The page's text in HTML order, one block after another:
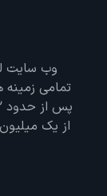
وب سایت
از یک